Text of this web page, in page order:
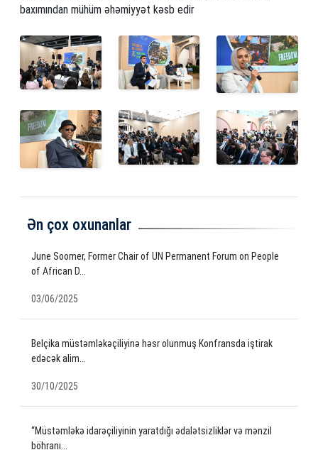
baxımından mühüm əhəmiyyət kəsb edir
Ən çox oxunanlar
June Soomer, Former Chair of UN Permanent Forum on People
of African D...
03/06/2025
Belçika müstəmləkəçiliyinə həsr olunmuş Konfransda iştirak
edəcək alim...
30/10/2025
“Müstəmləkə idarəçiliyinin yaratdığı ədalətsizliklər və mənzil
böhranı...